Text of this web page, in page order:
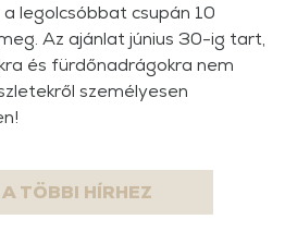
legolcsóbbat csupán 10
Az ajánlat június 30-ig tart,
és fürdőnadrágokra nem
személyesen
TÖBBI HÍRHEZ